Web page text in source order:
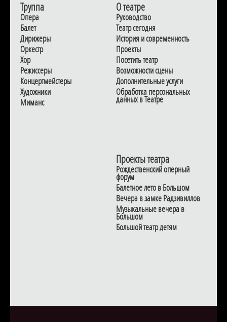
Труппа
Опера
Балет
Дирижеры
Оркестр
Хор
Режиссеры
Концертмейстеры
Художники
Миманс
О театре
Руководство
Театр сегодня
История и современность
Проекты
Посетить театр
Возможности сцены
Дополнительные услуги
Обработка персональных
данных в Театре
Проекты театра
Рождественский оперный
форум
Балетное лето в Большом
Вечера в замке Радзивиллов
Музыкальные вечера в
Большом
Большой театр детям